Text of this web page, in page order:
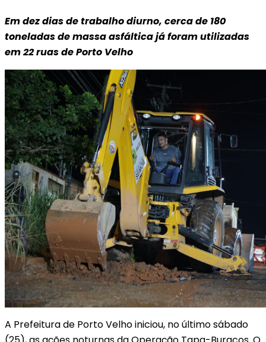
Em dez dias de trabalho diurno, cerca de 180
toneladas de massa asfáltica já foram utilizadas
em 22 ruas de Porto Velho
A Prefeitura de Porto Velho iniciou, no último sábado